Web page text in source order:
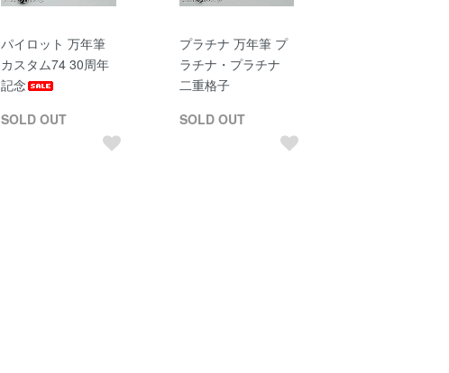
パイロット 万年筆
カスタム74 30周年
記念
SOLD OUT
プラチナ 万年筆 プ
ラチナ・プラチナ
二重格子
SOLD OUT